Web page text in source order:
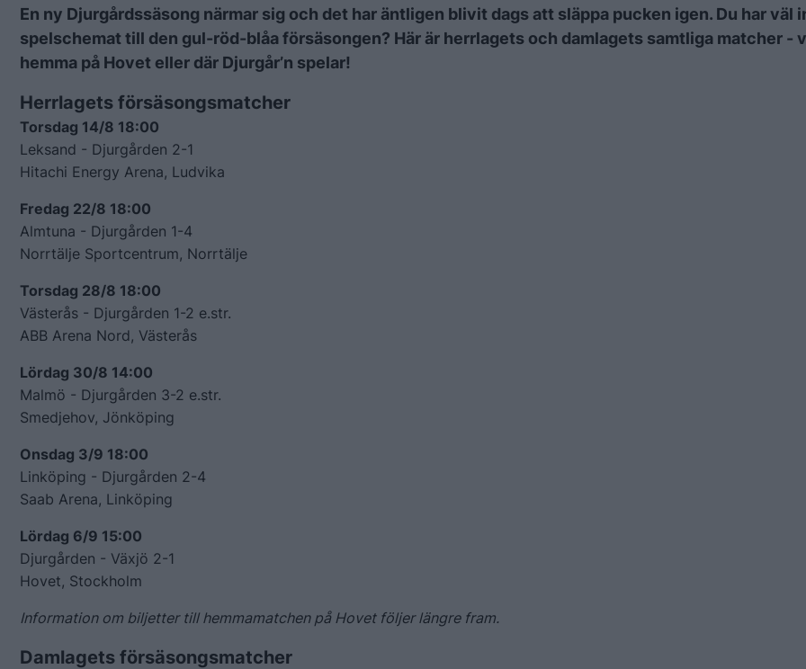
En ny Djurgårdssäsong närmar sig och det har äntligen blivit dags att släppa pucken igen. Du har väl
spelschemat till den gul-röd-blåa försäsongen? Här är herrlagets och damlagets samtliga matcher -
hemma på Hovet eller där Djurgår’n spelar!
Herrlagets försäsongsmatcher
Torsdag 14/8 18:00
Leksand - Djurgården 2-1
Hitachi Energy Arena, Ludvika
Fredag 22/8 18:00
Almtuna - Djurgården 1-4
Norrtälje Sportcentrum, Norrtälje
Torsdag 28/8 18:00
Västerås - Djurgården 1-2 e.str.
ABB Arena Nord, Västerås
Lördag 30/8 14:00
Malmö - Djurgården 3-2 e.str.
Smedjehov, Jönköping
Onsdag 3/9 18:00
Linköping - Djurgården 2-4
Saab Arena, Linköping
Lördag 6/9 15:00
Djurgården - Växjö 2-1
Hovet, Stockholm
Information om biljetter till hemmamatchen på Hovet följer längre fram.
Damlagets försäsongsmatcher